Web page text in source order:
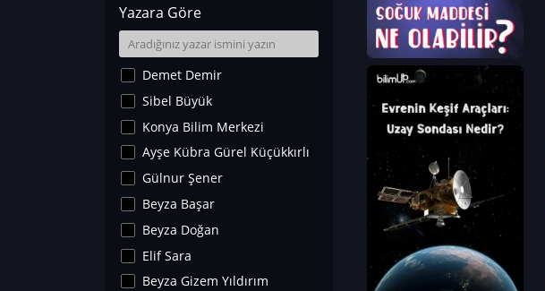
Fizik
Yer Bilimleri
Astronomi ve Uzay
Noroloji
Matematik
Teknoloji
İklim Değişikliği
Arkeoloji
Kültür&Sanat
Yaşam Tavsiyeleri
Merakoloji
Yazara Göre
Demet Demir
Sibel Büyük
Konya Bilim Merkezi
Ayşe Kübra Gürel Küçükkırlı
Gülnur Şener
Beyza Başar
Beyza Doğan
Elif Sara
Beyza Gizem Yıldırım